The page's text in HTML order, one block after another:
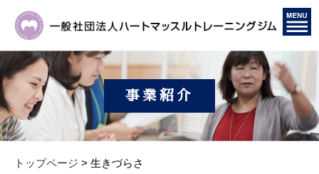
事業紹介
トップページ > 生きづらさ